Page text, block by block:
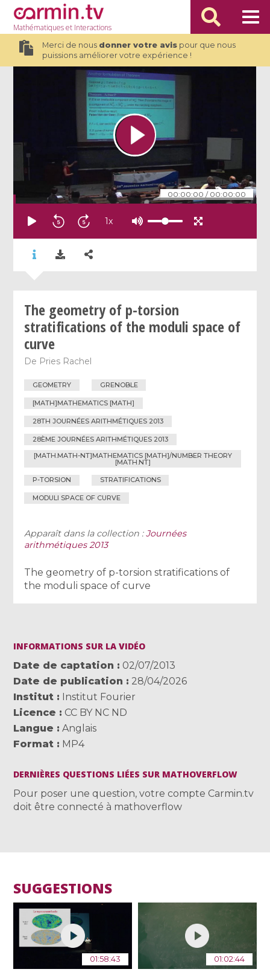
Mathématiqueset Interactions
Merci de nous donner votre avispour que nous
puissions améliorer votre expérience !
00:00:00 / 00:00:00
1x
The geometry of p-torsion
stratifications of the moduli space of
curve
De Pries Rachel
GEOMETRY GRENOBLE
[MATH]MATHEMATICS [MATH]
28TH JOURNÉES ARITHMÉTIQUES 2013
28ÈME JOURNÉES ARITHMÉTIQUES 2013
[MATH.MATH-NT]MATHEMATICS [MATH]/NUMBER THEORY
[MATH.NT]
P-TORSION STRATIFICATIONS
MODULI SPACE OF CURVE
Apparaît dans la collection :Journées
arithmétiques 2013
The geometry of p-torsion stratifications of
the moduli space of curve
INFORMATIONS SUR LA VIDÉO
Date de captation
02/07/2013
Date de publication
28/04/2026
Institut
Institut Fourier
Licence
CC BY NC ND
Langue
Anglais
Format
MP4
DERNIÈRES QUESTIONS LIÉES SUR MATHOVERFLOW
Pour poser une question, votre compte Carmin.tv
doit être connecté à mathoverflow
SUGGESTIONS
01:58:43 01:02:44